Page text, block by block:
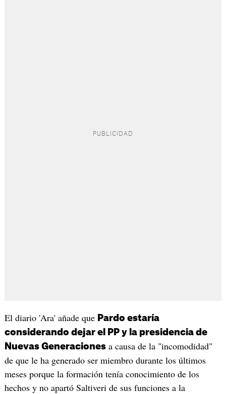
El diario 'Ara' añade que Pardo estaría
considerando dejar el PP y la presidencia de
Nuevas Generacionesa causa de la "incomodidad"
de que le ha generado ser miembro durante los últimos
meses porque la formación tenía conocimiento de los
hechos y no apartó Saltiveri de sus funciones a la